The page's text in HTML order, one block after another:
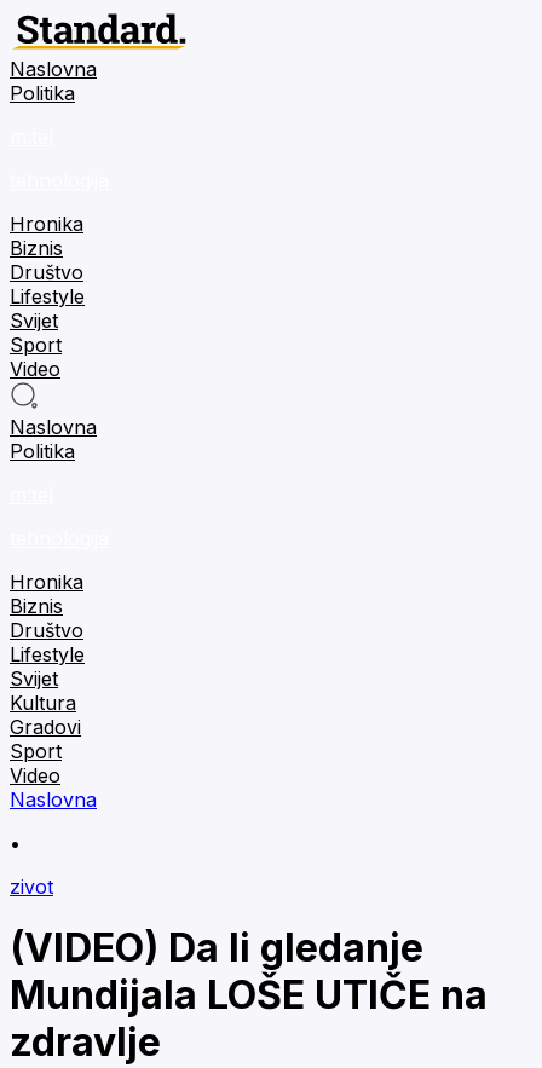
Naslovna
Politika
Hronika
Biznis
Društvo
Lifestyle
Svijet
Sport
Video
Naslovna
Politika
Hronika
Biznis
Društvo
Lifestyle
Svijet
Kultura
Gradovi
Sport
Video
Naslovna
•
zivot
(VIDEO) Da li gledanje
Mundijala LOŠE UTIČE na
zdravlje